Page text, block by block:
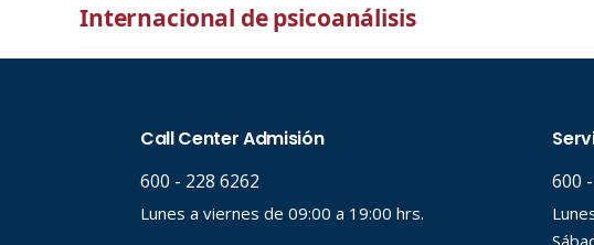
Internacional de psicoanálisis